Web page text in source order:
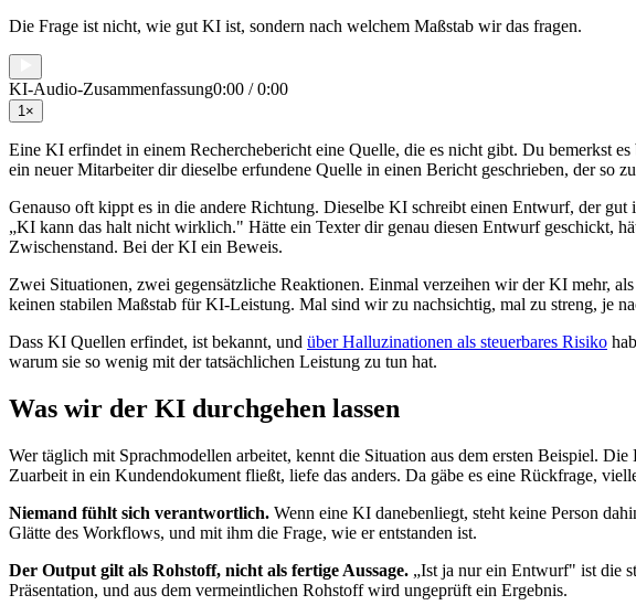
Die Frage ist nicht, wie gut KI ist, sondern nach welchem Maßstab wir das fragen.
KI-Audio-Zusammenfassung0:00 /0:00
1×
Eine KI erfindet in einem Recherchebericht eine Quelle, die es nicht gibt. Du bemerkst
ein neuer Mitarbeiter dir dieselbe erfundene Quelle in einen Bericht geschrieben, der so
Genauso oft kippt es in die andere Richtung. Dieselbe KI schreibt einen Entwurf, der
„KI kann das halt nicht wirklich." Hätte ein Texter dir genau diesen Entwurf geschickt,
Zwischenstand. Bei der KI ein Beweis.
Zwei Situationen, zwei gegensätzliche Reaktionen. Einmal verzeihen wir der KI mehr,
keinen stabilen Maßstab für KI-Leistung. Mal sind wir zu nachsichtig, mal zu streng, je
Dass KI Quellen erfindet, ist bekannt, und über Halluzinationen als steuerbares Risiko
warum sie so wenig mit der tatsächlichen Leistung zu tun hat.
Was wir der KI durchgehen lassen
Wer täglich mit Sprachmodellen arbeitet, kennt die Situation aus dem ersten Beispiel.
Zuarbeit in ein Kundendokument fließt, liefe das anders. Da gäbe es eine Rückfrage,
Niemand fühlt sich verantwortlich. Wenn eine KI danebenliegt, steht keine Person
Glätte des Workflows, und mit ihm die Frage, wie er entstanden ist.
Der Output gilt als Rohstoff, nicht als fertige Aussage. „Ist ja nur ein Entwurf" ist die
Präsentation, und aus dem vermeintlichen Rohstoff wird ungeprüft ein Ergebnis.